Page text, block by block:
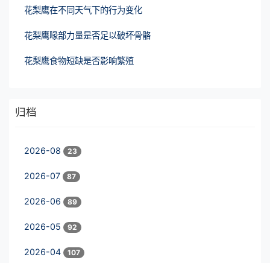
花梨鹰在不同天气下的行为变化
花梨鹰喙部力量是否足以破坏骨骼
花梨鹰食物短缺是否影响繁殖
归档
2026-08 23
2026-07 87
2026-06 89
2026-05 92
2026-04 107